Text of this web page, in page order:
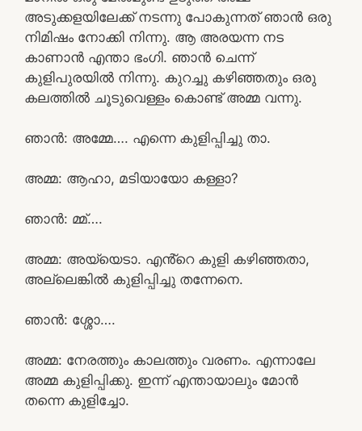
അടുക്കളയിലേക്ക് നടന്നു പോകുന്നത് ഞാൻ ഒരു
നിമിഷം നോക്കി നിന്നു. ആ അരയന്ന നട
കാണാൻ എന്താ ഭംഗി. ഞാൻ ചെന്ന്
കുളിപുരയിൽ നിന്നു. കുറച്ചു കഴിഞ്ഞതും ഒരു
കലത്തിൽ ചൂടുവെള്ളം കൊണ്ട് അമ്മ വന്നു.
ഞാൻ: അമ്മേ…. എന്നെ കുളിപ്പിച്ചു താ.
അമ്മ: ആഹാ, മടിയായോ കള്ളാ?
ഞാൻ: മ്മ്….
അമ്മ: അയ്യെടാ. എൻ്റെ കുളി കഴിഞ്ഞതാ,
അല്ലെങ്കിൽ കുളിപ്പിച്ചു തന്നേനെ.
ഞാൻ: ശ്ശോ….
അമ്മ: നേരത്തും കാലത്തും വരണം. എന്നാലേ
അമ്മ കുളിപ്പിക്കു. ഇന്ന് എന്തായാലും മോൻ
തന്നെ കുളിച്ചോ.